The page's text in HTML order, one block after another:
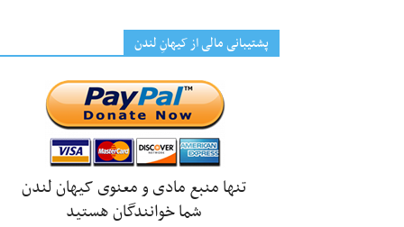
پشتیبانی مالی از کیهانِ لندن
تنها منبع مادی و معنوی کیهان لندن
شما خوانندگان هستید